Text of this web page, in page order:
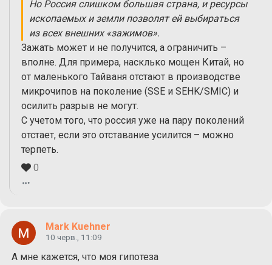
Но Россия слишком большая страна, и ресурсы
ископаемых и земли позволят ей выбираться
из всех внешних «зажимов».
Зажать может и не получится, а ограничить –
вполне. Для примера, насклько мощен Китай, но
от маленького Тайваня отстают в производстве
микрочипов на поколение (SSE и SEHK/SMIC) и
осилить разрыв не могут.
С учетом того, что россия уже на пару поколений
отстает, если это отставание усилится – можно
терпеть.
0
Mark Kuehner
10 черв., 11:09
А мне кажется, что моя гипотеза